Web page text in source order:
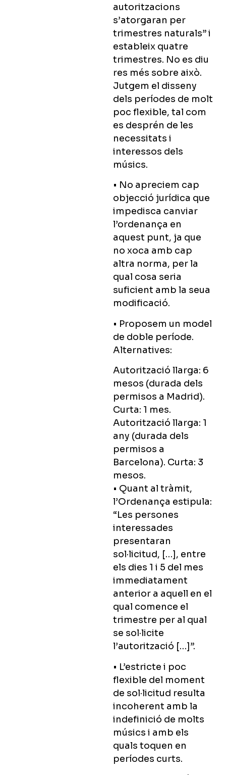
autoritzacions
s’atorgaran per
trimestres naturals” i
estableix quatre
trimestres. No es diu
res més sobre això.
Jutgem el disseny
dels períodes de molt
poc flexible, tal com
es desprén de les
necessitats i
interessos dels
músics.
• No apreciem cap
objecció jurídica que
impedisca canviar
l’ordenança en
aquest punt, ja que
no xoca amb cap
altra norma, per la
qual cosa seria
suficient amb la seua
modificació.
• Proposem un model
de doble període.
Alternatives:
Autorització llarga: 6
mesos (durada dels
permisos a Madrid).
Curta: 1 mes.
Autorització llarga: 1
any (durada dels
permisos a
Barcelona). Curta: 3
mesos.
• Quant al tràmit,
l’Ordenança estipula:
“Les persones
interessades
presentaran
sol·licitud, […], entre
els dies 1 i 5 del mes
immediatament
anterior a aquell en el
qual comence el
trimestre per al qual
se sol·licite
l’autorització […]”.
• L’estricte i poc
flexible del moment
de sol·licitud resulta
incoherent amb la
indefinició de molts
músics i amb els
quals toquen en
períodes curts.